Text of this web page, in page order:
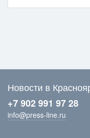
Новости в
+7 902 991 97 28
info@press-line.ru